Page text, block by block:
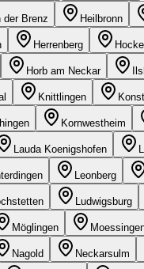
der Brenz Heilbronn
Herrenberg
Horb am Neckar
Knittlingen
Kornwestheim
Lauda Koenigshofen
Leonberg
Ludwigsburg
Möglingen
Nagold Neckarsulm